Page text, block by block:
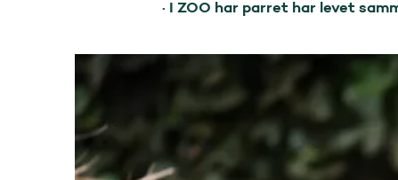
· I ZOO har parret har levet